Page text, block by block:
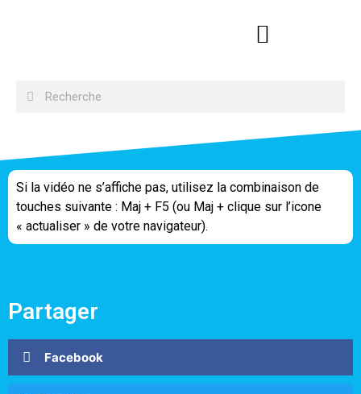
Si la vidéo ne s’affiche pas, utilisez la combinaison de
touches suivante : Maj + F5 (ou Maj + clique sur l’icone
« actualiser » de votre navigateur).
Partager
Facebook